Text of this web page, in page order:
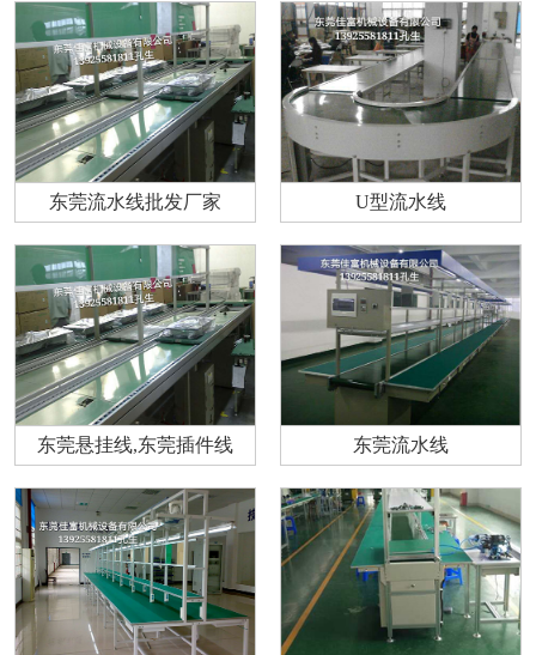
东莞流水线批发厂家 U型流水线
东莞悬挂线,东莞插件线 东莞流水线